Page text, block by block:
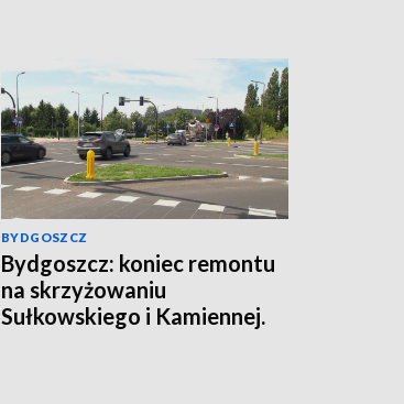
BYDGOSZCZ
Bydgoszcz: koniec remontu
na skrzyżowaniu
Sułkowskiego i Kamiennej.